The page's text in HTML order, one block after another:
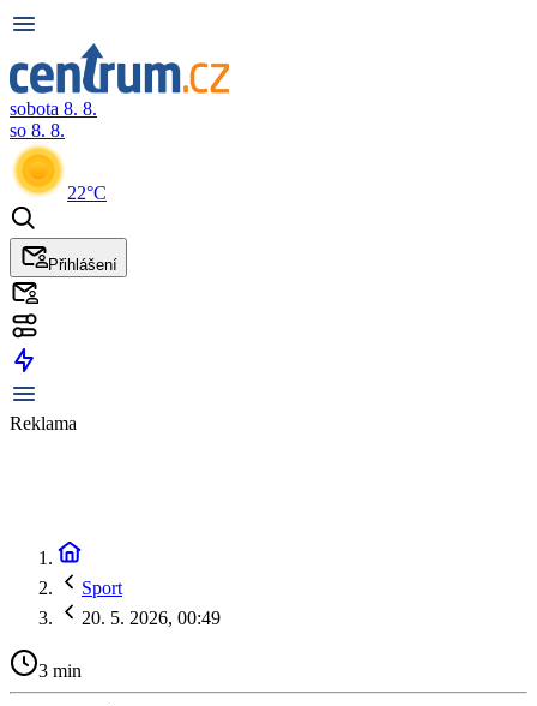
sobota 8. 8.
so 8. 8.
22°C
Přihlášení
Reklama
Sport
20. 5. 2026, 00:49
3 min